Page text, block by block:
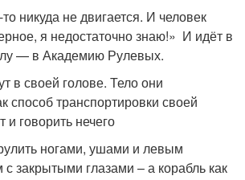
никуда не двигается. И человек
я недостаточно знаю!» И идёт в
— в Академию Рулевых.
в своей голове. Тело они
способ транспортировки своей
и говорить нечего
ногами, ушами и левым
закрытыми глазами – а корабль как